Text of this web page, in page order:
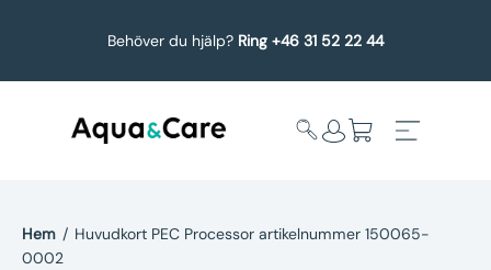
Behöver du hjälp? Ring +46 31 52 22 44
Hem / Huvudkort PEC Processor artikelnummer 150065-
0002